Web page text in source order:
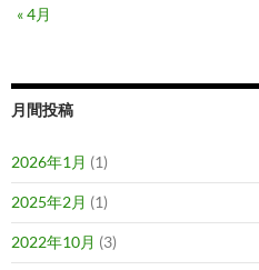
« 4月
月間投稿
2026年1月 (1)
2025年2月 (1)
2022年10月 (3)